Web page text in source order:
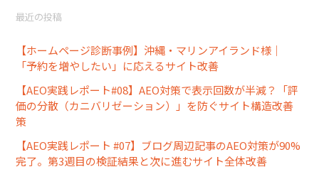
最近の投稿
【ホームページ診断事例】沖縄・マリンアイランド様｜
「予約を増やしたい」に応えるサイト改善
【AEO実践レポート#08】AEO対策で表示回数が半減？「評
価の分散（カニバリゼーション）」を防ぐサイト構造改善
策
【AEO実践レポート #07】ブログ周辺記事のAEO対策が90%
完了。第3週目の検証結果と次に進むサイト全体改善